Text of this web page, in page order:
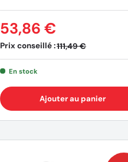
Prix conseillé :111,49 €
53,86 €
En stock
Ajouter au panier